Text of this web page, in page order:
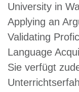
University in
Applying an
Validating
Language
Sie verfügt